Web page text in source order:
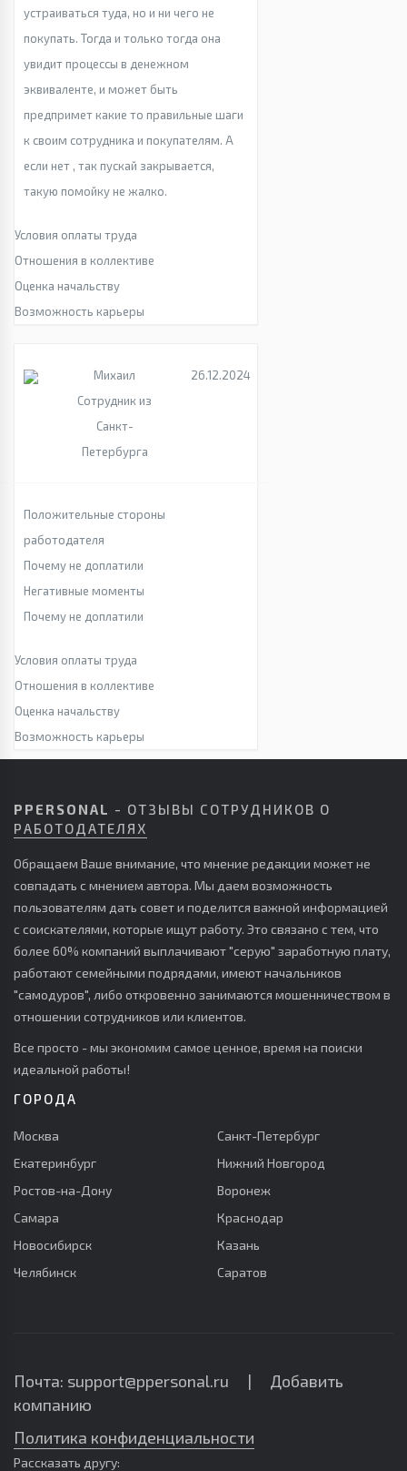
устраиваться туда, но и ни чего не
покупать. Тогда и только тогда она
увидит процессы в денежном
эквиваленте, и может быть
предпримет какие то правильные шаги
к своим сотрудника и покупателям. А
если нет , так пускай закрывается,
такую помойку не жалко.
Условия оплаты труда
Отношения в коллективе
Оценка начальству
Возможность карьеры
Михаил
Сотрудник из
Санкт-
Петербурга
26.12.2024
Положительные стороны
работодателя
Почему не доплатили
Негативные моменты
Почему не доплатили
Условия оплаты труда
Отношения в коллективе
Оценка начальству
Возможность карьеры
PPERSONAL - ОТЗЫВЫ СОТРУДНИКОВ О
РАБОТОДАТЕЛЯХ
Обращаем Ваше внимание, что мнение редакции может не
совпадать с мнением автора. Мы даем возможность
пользователям дать совет и поделится важной информацией
с соискателями, которые ищут работу. Это связано с тем, что
более 60% компаний выплачивают "серую" заработную плату,
работают семейными подрядами, имеют начальников
"самодуров", либо откровенно занимаются мошенничеством в
отношении сотрудников или клиентов.
Все просто - мы экономим самое ценное, время на поиски
идеальной работы!
ГОРОДА
Москва
Санкт-Петербург
Екатеринбург
Нижний Новгород
Ростов-на-Дону
Воронеж
Самара
Краснодар
Новосибирск
Казань
Челябинск
Саратов
Почта: support@ppersonal.ru | Добавить
компанию
Политика конфиденциальности
Рассказать другу: